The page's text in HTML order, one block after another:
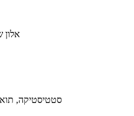
סטטיסטיקה,